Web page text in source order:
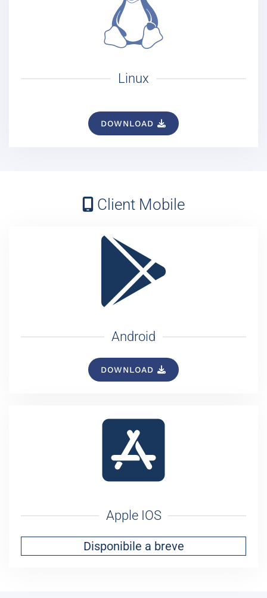
Linux
DOWNLOAD
Client Mobile
Android
DOWNLOAD
Apple IOS
Disponibile a breve